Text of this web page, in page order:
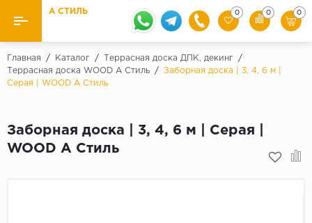
Назад
Ламинат
Назад
Krontex
Ковролин и ковровая плитка
А СТИЛЬ 0 0 0
Главная / Каталог / Террасная доска ДПК, декинг
/
Террасная доска WOOD А Стиль
/
Заборная доска | 3, 4, 6 м |
Серая | WOOD А Стиль
Заборная доска | 3, 4, 6 м | Серая |
WOOD А Стиль